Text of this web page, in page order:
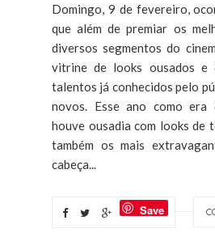
Domingo, 9 de fevereiro,
que além de premiar os
diversos segmentos do
vitrine de looks ousados e
talentos já conhecidos pelo
novos. Esse ano como era
houve ousadia com looks de
também os mais
cabeça...
Save